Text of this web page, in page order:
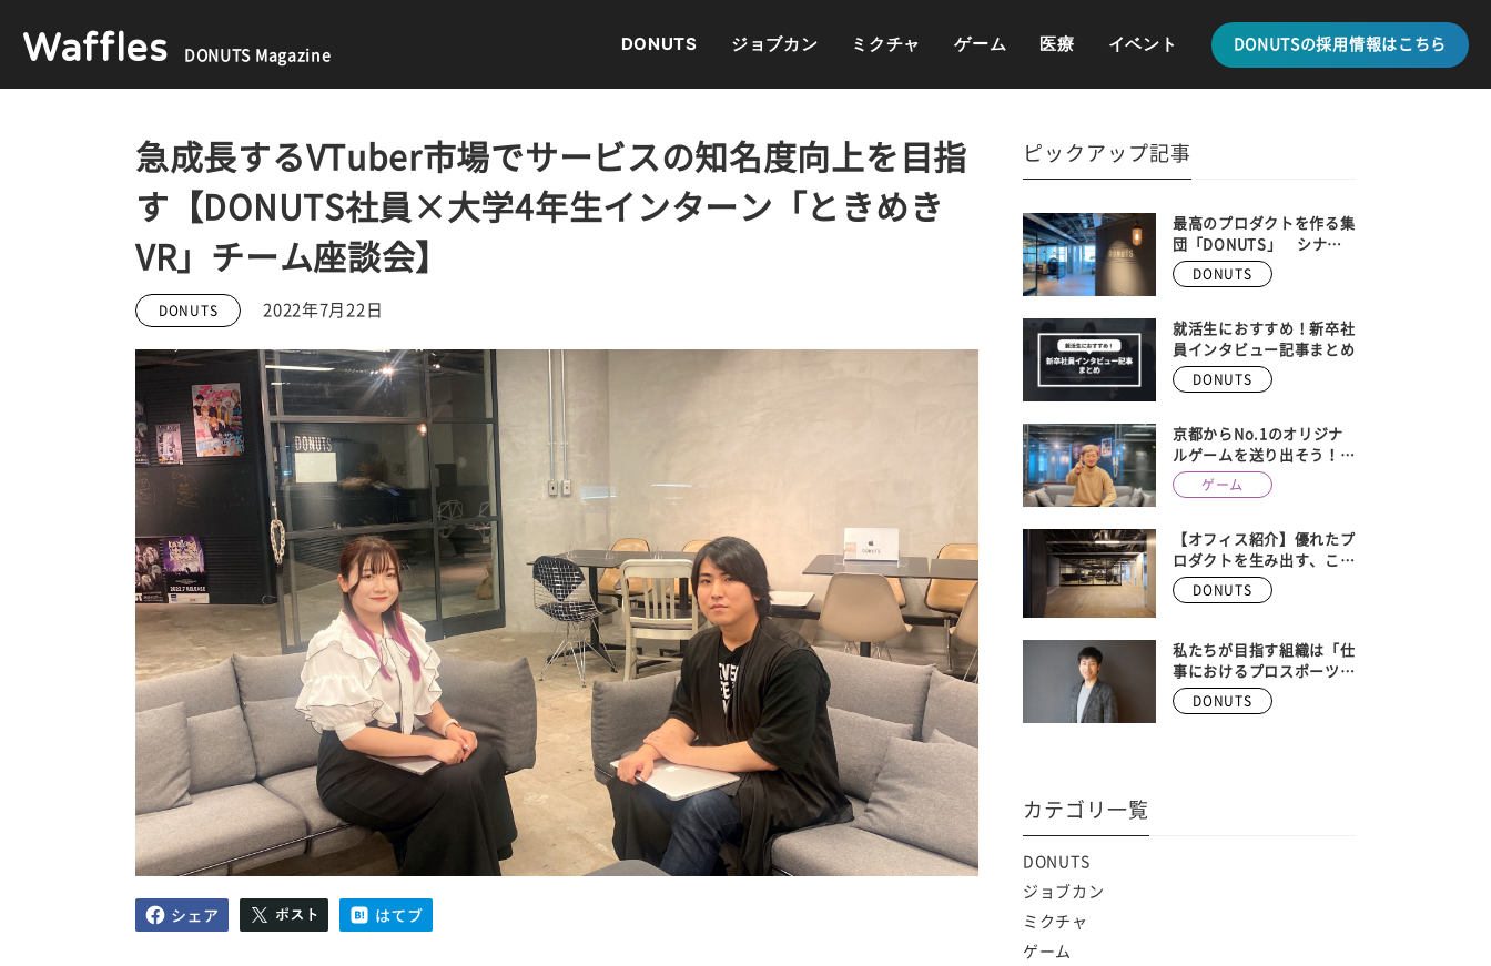
Waffles DONUTS Magazine
DONUTS ジョブカン ミクチャ ゲーム 医療 イベント DONUTSの採用情報はこちら
急成長するVTuber市場でサービスの知名度向上を目指
す【DONUTS社員×大学4年生インターン「ときめき
VR」チーム座談会】
DONUTS 2022年7月22日
ピックアップ記事
最高のプロダクトを作る集
団「DONUTS」 シナ
ジーを生み出す、最新の事
業内容を全紹介
DONUTS
就活生におすすめ！新卒社
員インタビュー記事まとめ
DONUTS
京都からNo.1のオリジナ
ルゲームを送り出そう！
DONUTS GAMES、京都メ
ンバー大募集！！ 【株式
ゲーム事業部長 安藤武博
インタビュー】
ゲーム
【オフィス紹介】優れたプ
ロダクトを生み出す、こだ
わりの空間。Donutsの本
社オフィスを大公開！
DONUTS
私たちが目指す組織は「仕
事におけるプロスポーツ
チーム」
DONUTS
カテゴリ一覧
DONUTS
ジョブカン
ミクチャ
ゲーム